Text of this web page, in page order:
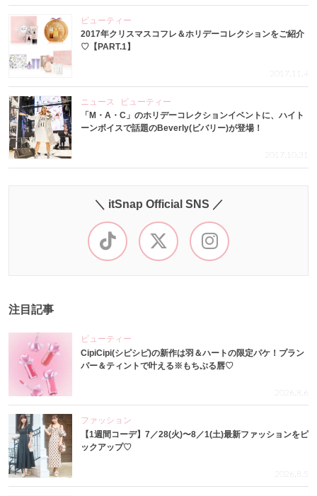
ビューティー
2017年クリスマスコフレ＆ホリデーコレクションをご紹介
♡【PART.1】
2017.11.4
ニュース
ビューティー
「M・A・C」のホリデーコレクションイベントに、ハイト
ーンボイスで話題のBeverly(ビバリー)が登場！
2017.10.31
＼ itSnap Official SNS ／
注目記事
ビューティー
CipiCipi(シピシピ)の新作は羽＆ハートの限定パケ！プラン
パー＆ティントで叶える※もちぷる唇♡
2026.8.6
ファッション
【1週間コーデ】7／28(火)〜8／1(土)最新ファッションをピ
ックアップ♡
2026.8.5